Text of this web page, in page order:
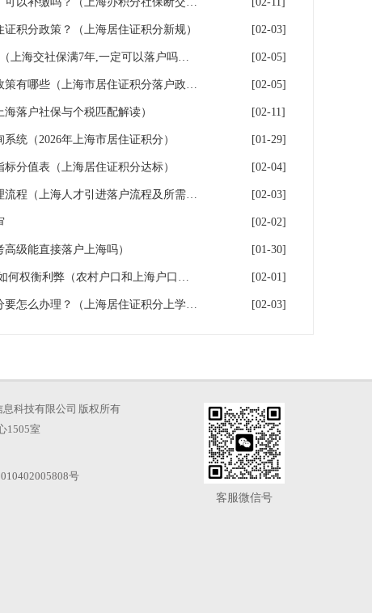
积分政策？（上海居住证积分新规） [02-03]
上海7年社保落户条件及费用（上海交社保满7年,一定可以落户吗？） [02-05]
2026年上海居住证积分落户政策有哪些（上海市居住证积分落户政策2026年） [02-05]
落户社保与个税匹配解读） [02-11]
统（2026年上海市居住证积分） [01-29]
分值表（上海居住证积分达标） [02-04]
2026年上海人才引进落户办理流程（上海人才引进落户流程及所需时间） [02-03]
[02-02]
级能直接落户上海吗） [01-30]
上海户口和农村户口二选一,如何权衡利弊（农村户口和上海户口哪个值钱） [02-01]
高中学历办理上海居住证积分要怎么办理？（上海居住证积分上学,参加高考） [02-03]
科技有限公司 版权所有
1505室
号
客服微信号